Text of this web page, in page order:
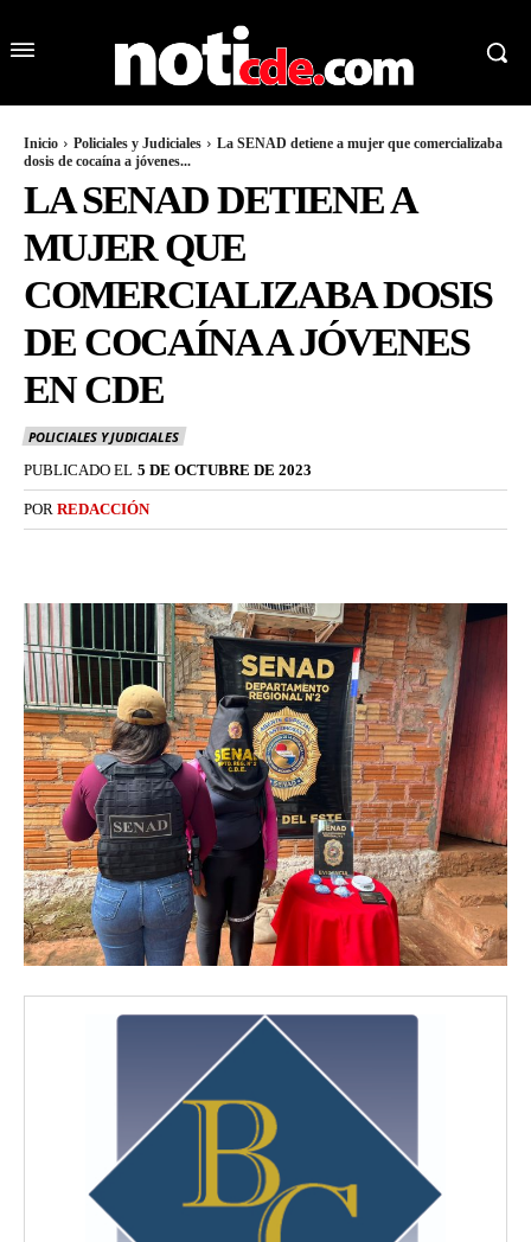
Inicio Policiales y Judiciales
La SENAD detiene a mujer que comercializaba
dosis de cocaína a jóvenes...
LA SENAD DETIENE A
MUJER QUE
COMERCIALIZABA DOSIS
DE COCAÍNA A JÓVENES
EN CDE
POLICIALES Y JUDICIALES
PUBLICADO EL 5 DE OCTUBRE DE 2023
POR REDACCIÓN